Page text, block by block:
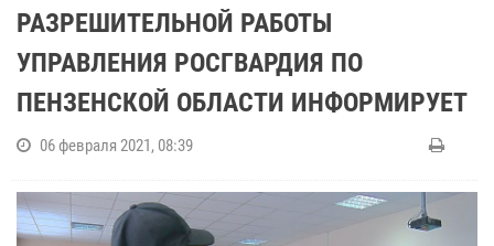
РАЗРЕШИТЕЛЬНОЙ РАБОТЫ
УПРАВЛЕНИЯ РОСГВАРДИЯ ПО
ПЕНЗЕНСКОЙ ОБЛАСТИ ИНФОРМИРУЕТ
06 февраля 2021, 08:39